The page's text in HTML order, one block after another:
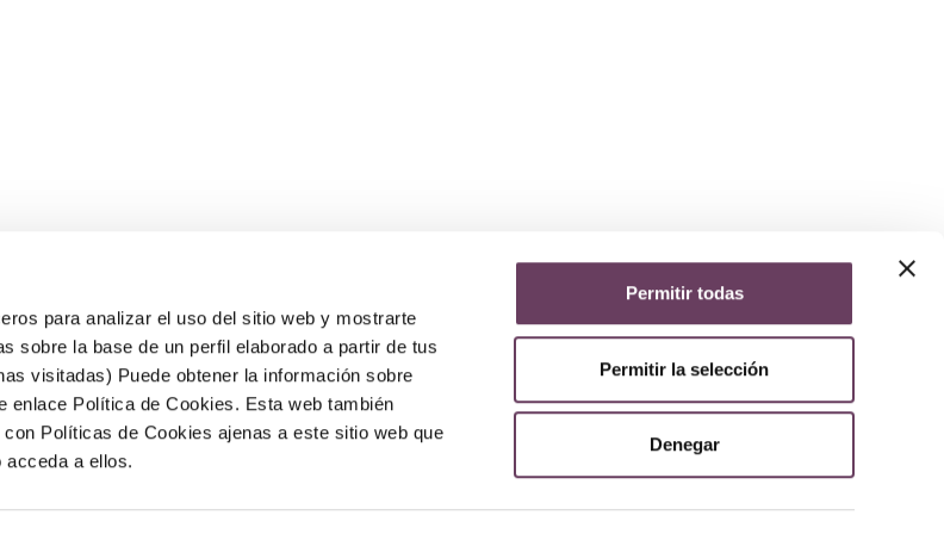
para analizar el uso del sitio web y mostrarte
sobre la base de un perfil elaborado a partir de tus
visitadas) Puede obtener la información sobre
enlace Política de Cookies. Esta web también
Políticas de Cookies ajenas a este sitio web que
acceda a ellos.
Permitir todas
Permitir la selección
Denegar
Aviso legal
Política de privacidad
Política de cookies
Política de devoluciones y reembolsos
FAQs